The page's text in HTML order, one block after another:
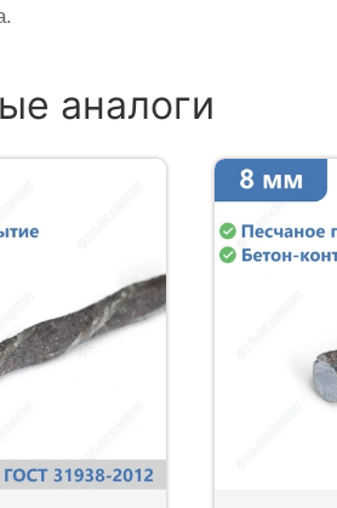
аналоги